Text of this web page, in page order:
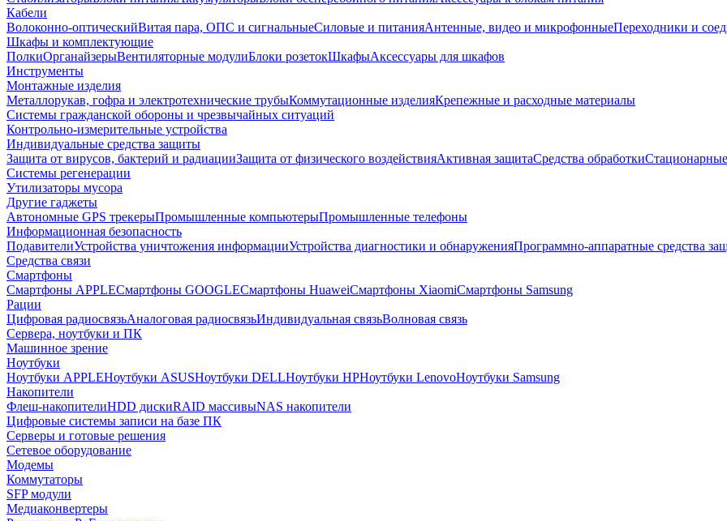
Кабели
Волоконно-оптическийВитая пара, ОПС и сигнальныеСиловые и питанияАнтенные, видео и микрофонныеПереходники и
Шкафы и комплектующие
ПолкиОрганайзерыВентиляторные модулиБлоки розетокШкафыАксессуары для шкафов
Инструменты
Монтажные изделия
Металлорукав, гофра и электротехнические трубыКоммутационные изделияКрепежные и расходные материалы
Системы гражданской обороны и чрезвычайных ситуаций
Контрольно-измерительные устройства
Индивидуальные средства защиты
Защита от вирусов, бактерий и радиацииЗащита от физического воздействияАктивная защитаСредства обработки
Системы регенерации
Утилизаторы мусора
Другие гаджеты
Автономные GPS трекерыПромышленные компьютерыПромышленные телефоны
Информационная безопасность
ПодавителиУстройства уничтожения информацииУстройства диагностики и обнаруженияПрограммно-аппаратные средства
Средства связи
Смартфоны
Смартфоны APPLEСмартфоны GOOGLEСмартфоны HuaweiСмартфоны XiaomiСмартфоны Samsung
Рации
Цифровая радиосвязьАналоговая радиосвязьИндивидуальная связьВолновая связь
Сервера, ноутбуки и ПК
Машинное зрение
Ноутбуки
Ноутбуки APPLEНоутбуки ASUSНоутбуки DELLНоутбуки HPНоутбуки LenovoНоутбуки Samsung
Накопители
Флеш-накопителиHDD дискиRAID массивыNAS накопители
Цифровые системы записи на базе ПК
Серверы и готовые решения
Сетевое оборудование
Модемы
Коммутаторы
SFP модули
Медиаконвертеры